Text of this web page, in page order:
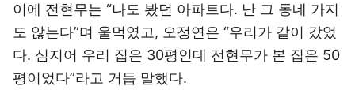
이에 전현무는 “나도 봤던 아파트다. 난 그 동네 가지
도 않는다”며 울먹였고, 오정연은 “우리가 같이 갔었
다. 심지어 우리 집은 30평인데 전현무가 본 집은 50
평이었다”라고 거듭 말했다.